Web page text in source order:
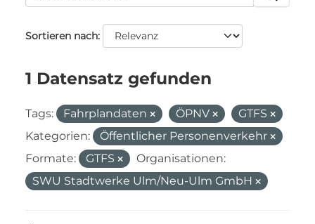
Sortieren nach
1 Datensatz gefunden
Tags: Fahrplandaten ÖPNV
GTFS
Kategorien:
Öffentlicher Personenverkehr
Formate:
GTFS
Organisationen:
SWU Stadtwerke Ulm/Neu-Ulm GmbH